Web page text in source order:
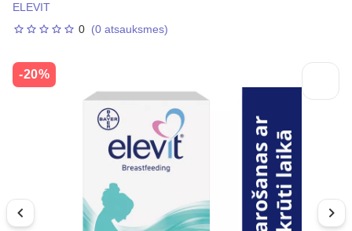
ELEVIT
0 (0 atsauksmes)
-20%